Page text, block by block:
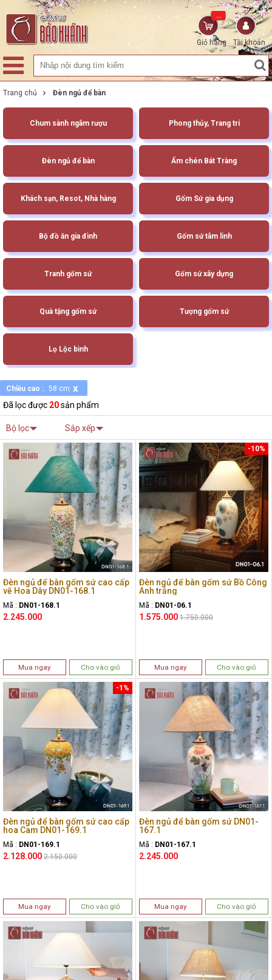
Tài khoản
Giỏ hàng
...
Trang chủ Đèn ngủ để bàn
Chum sành ngâm rượu Phong thủy, Trang trí
Đèn ngủ để bàn Ấm chén Bát Tràng
Khách sạn, Resot, Nhà hàng Gốm Sứ gia dụng
Bộ đồ ăn gia đình Gốm sứ tâm linh
Tranh gốm sứ Gốm sứ xây dựng
Quà tặng gốm sứ Tượng gốm sứ
Lọ Lộc bình
Chiều cao : 58 cm x
Đã lọc được 20sản phẩm
Bộ lọc Sắp xếp
Đèn ngủ để bàn gốm sứ cao cấp
vẽ Hoa Dây DN01-168.1
Mã : DN01-168.1
2.245.000
Mua ngay Cho vào giỏ
Đèn ngủ để bàn gốm sứ Bồ Công
Anh trắng
Mã : DN01-06.1
1.575.000
-10%
1.750.000
Mua ngay Cho vào giỏ
Đèn ngủ để bàn gốm sứ cao cấp
hoa Cam DN01-169.1
Mã : DN01-169.1
2.128.000
-1%
2.150.000
Mua ngay Cho vào giỏ
Đèn ngủ để bàn gốm sứ DN01-
167.1
Mã : DN01-167.1
2.245.000
Mua ngay Cho vào giỏ